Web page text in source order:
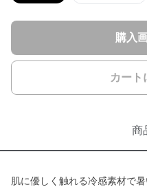
購入
カート
商
肌に優しく触れる冷感素材で